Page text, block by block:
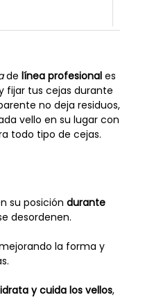
de línea profesionales
fijar tus cejas durante
no deja residuos,
vello en su lugar con
todo tipo de cejas.
su posición durante
desordenen.
la forma y
y cuida los vellos,